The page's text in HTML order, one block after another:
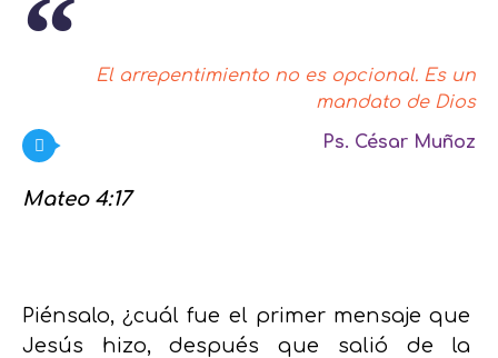
El arrepentimiento no es opcional. Es un
mandato de Dios
Ps. César Muñoz
Mateo 4:17
Piénsalo, ¿cuál fue el primer mensaje que
Jesús hizo, después que salió de la